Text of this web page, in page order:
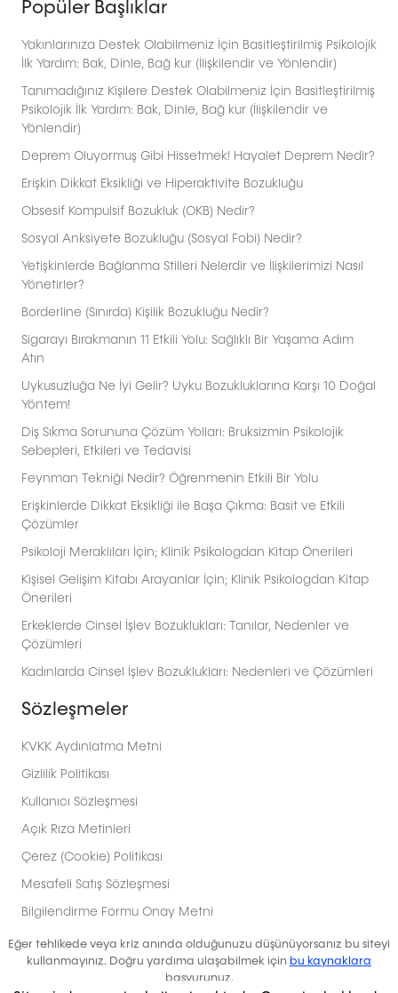
Popüler Başlıklar
Yakınlarınıza Destek Olabilmeniz İçin Basitleştirilmiş Psikolojik
İlk Yardım: Bak, Dinle, Bağ kur (İlişkilendir ve Yönlendir)
Tanımadığınız Kişilere Destek Olabilmeniz İçin Basitleştirilmiş
Psikolojik İlk Yardım: Bak, Dinle, Bağ kur (İlişkilendir ve
Yönlendir)
Deprem Oluyormuş Gibi Hissetmek! Hayalet Deprem Nedir?
Erişkin Dikkat Eksikliği ve Hiperaktivite Bozukluğu
Obsesif Kompulsif Bozukluk (OKB) Nedir?
Sosyal Anksiyete Bozukluğu (Sosyal Fobi) Nedir?
Yetişkinlerde Bağlanma Stilleri Nelerdir ve İlişkilerimizi Nasıl
Yönetirler?
Borderline (Sınırda) Kişilik Bozukluğu Nedir?
Sigarayı Bırakmanın 11 Etkili Yolu: Sağlıklı Bir Yaşama Adım
Atın
Uykusuzluğa Ne İyi Gelir? Uyku Bozukluklarına Karşı 10 Doğal
Yöntem!
Diş Sıkma Sorununa Çözüm Yolları: Bruksizmin Psikolojik
Sebepleri, Etkileri ve Tedavisi
Feynman Tekniği Nedir? Öğrenmenin Etkili Bir Yolu
Erişkinlerde Dikkat Eksikliği ile Başa Çıkma: Basit ve Etkili
Çözümler
Psikoloji Meraklıları İçin; Klinik Psikologdan Kitap Önerileri
Kişisel Gelişim Kitabı Arayanlar İçin; Klinik Psikologdan Kitap
Önerileri
Erkeklerde Cinsel İşlev Bozuklukları: Tanılar, Nedenler ve
Çözümleri
Kadınlarda Cinsel İşlev Bozuklukları: Nedenleri ve Çözümleri
Sözleşmeler
KVKK Aydınlatma Metni
Gizlilik Politikası
Kullanıcı Sözleşmesi
Açık Rıza Metinleri
Çerez (Cookie) Politikası
Mesafeli Satış Sözleşmesi
Bilgilendirme Formu Onay Metni
Eğer tehlikede veya kriz anında olduğunuzu düşünüyorsanız bu siteyi
kullanmayınız. Doğru yardıma ulaşabilmek için bu kaynaklara
başvurunuz.